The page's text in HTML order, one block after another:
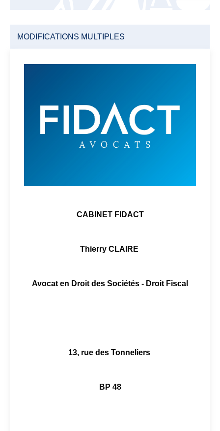
MODIFICATIONS MULTIPLES
CABINET FIDACT
Thierry CLAIRE
Avocat en Droit des Sociétés - Droit Fiscal
13, rue des Tonneliers
BP 48